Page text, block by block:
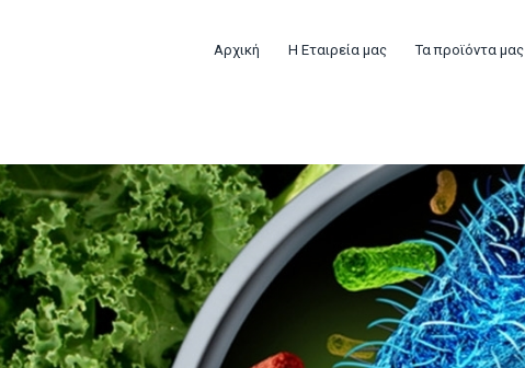
Αρχική Η Εταιρεία μας Τα προϊόντα μας